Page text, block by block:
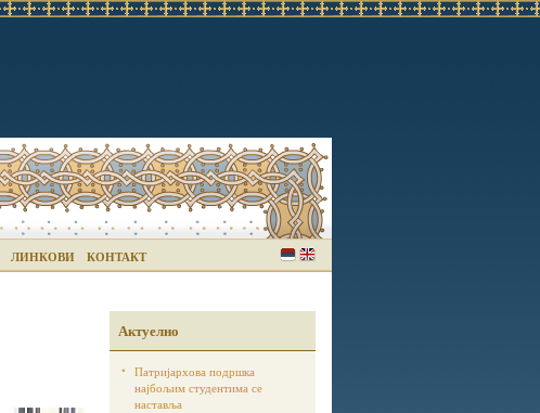
ЛИНКОВИ КОНТАКТ
Актуелно
Патријархова подршка
најбољим студентима се
наставља